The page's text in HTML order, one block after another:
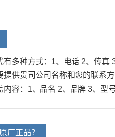
多种方式：1、电话 2、传真
供贵司公司名称和您的联系方
容：1、品名 2、品牌 3、型号
厂正品？